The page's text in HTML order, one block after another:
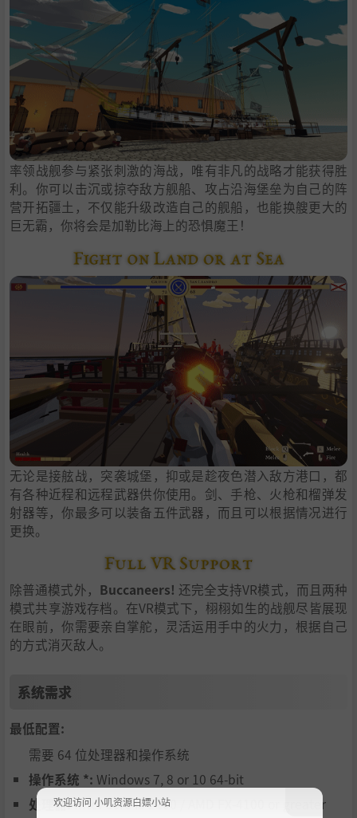
率领战舰参与紧张刺激的海战，唯有非凡的战略才能获得胜
利。你可以击沉或掠夺敌方舰船、攻占沿海堡垒为自己的阵
营开拓疆土，不仅能升级改造自己的舰船，也能换艘更大的
巨无霸，你将会是加勒比海上的恐惧魔王！
无论是接舷战，突袭城堡，抑或是趁夜色潜入敌方港口，都
有各种近程和远程武器供你使用。剑、手枪、火枪和榴弹发
射器等，你最多可以装备五件武器，而且可以根据情况进行
更换。
除普通模式外， Buccaneers! 还完全支持VR模式，而且两种
模式共享游戏存档。在VR模式下，栩栩如生的战舰尽皆展现
在眼前，你需要亲自掌舵，灵活运用手中的火力，根据自己
的方式消灭敌人。
系统需求
最低配置:
需要 64 位处理器和操作系统
操作系统 *: Windows 7, 8 or 10 64-bit
处理器:Intel Core i3 2100 / AMD FX-4100 or greater
欢迎访问 小叽资源白嫖小站